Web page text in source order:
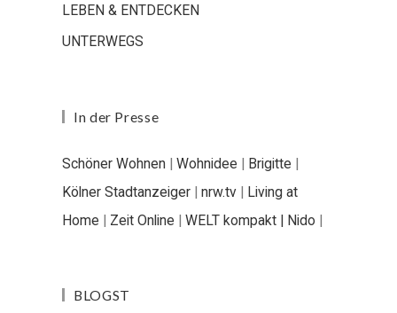
LEBEN & ENTDECKEN
UNTERWEGS
In der Presse
Schöner Wohnen | Wohnidee | Brigitte |
Kölner Stadtanzeiger | nrw.tv | Living at
Home | Zeit Online | WELT kompakt | Nido |
BLOGST